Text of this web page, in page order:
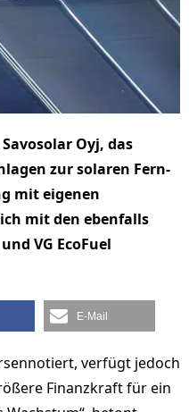
Oyj, das
zur solaren Fern-
mit eigenen
mit den ebenfalls
VG EcoFuel
E-Mail
verfügt jedoch
Finanzkraft für ein